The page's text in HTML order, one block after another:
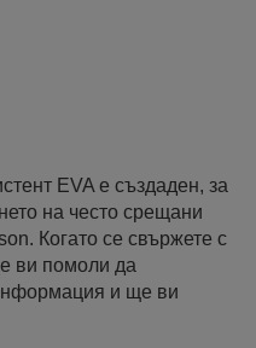
EVA е създаден, за
на често срещани
Когато се свържете с
ви помоли да
и ще ви